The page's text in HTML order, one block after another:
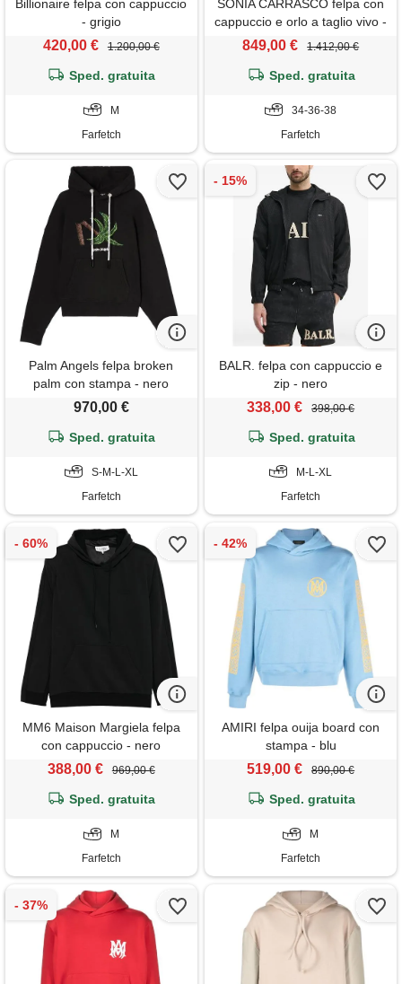
Billionaire felpa con cappuccio
- grigio
420,00 € 1.200,00 €
Sped. gratuita
M
Farfetch
SONIA CARRASCO felpa con
cappuccio e orlo a taglio vivo -
marrone
849,00 € 1.412,00 €
Sped. gratuita
34-36-38
Farfetch
Palm Angels felpa broken
palm con stampa - nero
970,00 €
Sped. gratuita
S-M-L-XL
Farfetch
BALR. felpa con cappuccio e
zip - nero
338,00 € 398,00 €
Sped. gratuita
M-L-XL
Farfetch
MM6 Maison Margiela felpa
con cappuccio - nero
388,00 € 969,00 €
Sped. gratuita
M
Farfetch
AMIRI felpa ouija board con
stampa - blu
519,00 € 890,00 €
Sped. gratuita
M
Farfetch